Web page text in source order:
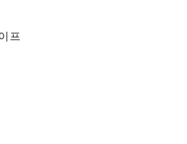
프